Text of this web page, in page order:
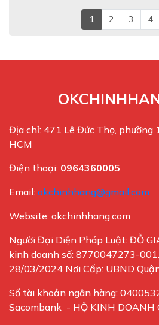
1 2 3 4
Địa chỉ: 471 Lê Đức Thọ, phường
HCM
Điện thoại: 0964360005
Email: okchinhhang@gmail.com
Website: okchinhhang.com
Người Đại Diện Pháp Luật: ĐỖ
kinh doanh số: 8770047273-
28/03/2024 Nơi Cấp: UBND
Số tài khoản ngân hàng:
Sacombank - HỘ KINH DOANH